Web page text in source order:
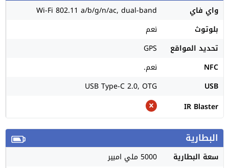
واي فاي
Wi-Fi 802.11 a/b/g/n/ac, dual-band
بلوتوث
نعم
تحديد المواقع
GPS
NFC
نعم.
USB
USB Type-C 2.0, OTG
IR Blaster
البطارية
سعة البطارية
5000 ملي امبير